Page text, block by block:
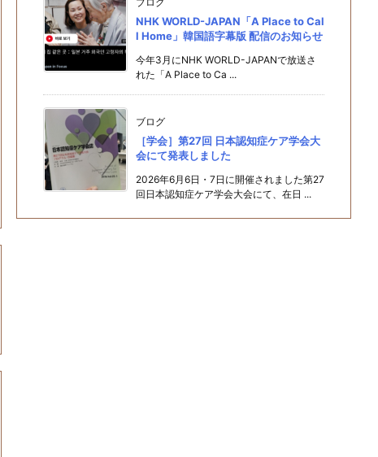
NHK WORLD-JAPAN「A Place to Cal
l Home」韓国語字幕版 配信のお知らせ
今年3月にNHK WORLD-JAPANで放送さ
れた「A Place to Ca ...
ブログ
［学会］第27回 日本認知症ケア学会大
会にて発表しました
2026年6月6日・7日に開催されました第27
回日本認知症ケア学会大会にて、在日 ...